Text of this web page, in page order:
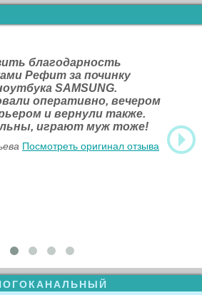
благодарность
Рефит за починку
SAMSUNG.
оперативно, вечером
и вернули также.
играют муж тоже!
Посмотреть оригинал отзыва